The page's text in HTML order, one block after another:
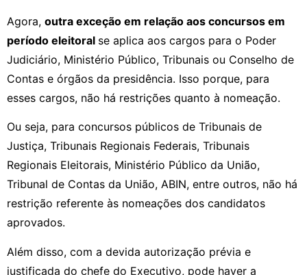
Agora, outra exceção em relação aos concursos em
período eleitoral se aplica aos cargos para o Poder
Judiciário, Ministério Público, Tribunais ou Conselho de
Contas e órgãos da presidência. Isso porque, para
esses cargos, não há restrições quanto à nomeação.
Ou seja, para concursos públicos de Tribunais de
Justiça, Tribunais Regionais Federais, Tribunais
Regionais Eleitorais, Ministério Público da União,
Tribunal de Contas da União, ABIN, entre outros, não há
restrição referente às nomeações dos candidatos
aprovados.
Além disso, com a devida autorização prévia e
justificada do chefe do Executivo, pode haver a